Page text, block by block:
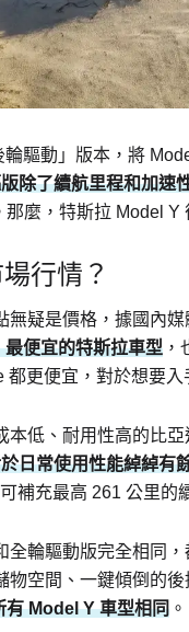
驅動」版本，將
除了續航里程和加速
那麼，特斯拉 Model Y
行情？
疑是價格，據國內
便宜的特斯拉車型
更便宜，對於想要
低、耐用性高的比亞
日常使用性能綽綽有
補充最高 261 公里的
輪驅動版完全相同
空間、一鍵傾倒的後
有 Model Y 車型相同 。